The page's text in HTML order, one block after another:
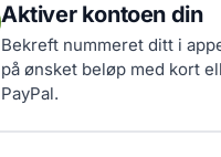
Aktiver kontoen din
Bekreft nummeret ditt i
på ønsket beløp med kort
PayPal.